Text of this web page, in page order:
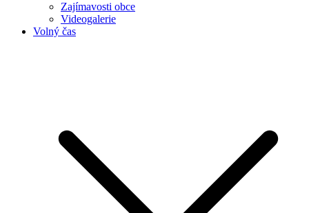
Zajímavosti obce
Videogalerie
Volný čas